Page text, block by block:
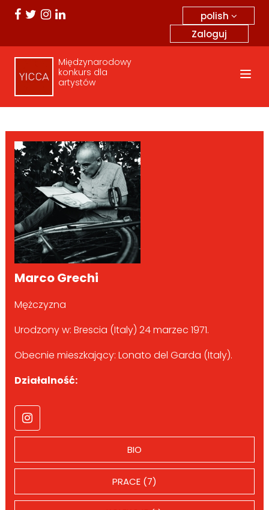
polish
Zaloguj
Międzynarodowy
konkurs dla
artystów
Marco Grechi
Mężczyzna
Urodzony w: Brescia (Italy) 24 marzec 1971.
Obecnie mieszkający: Lonato del Garda (Italy).
Działalność:
BIO
PRACE (7)